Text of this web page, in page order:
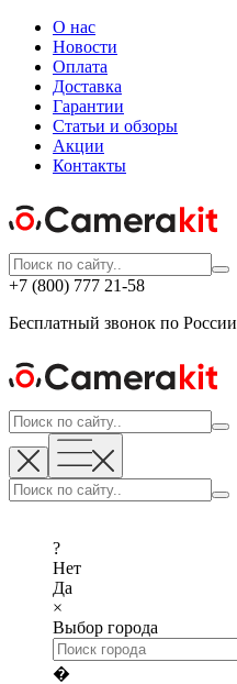
О нас
Новости
Оплата
Доставка
Гарантии
Статьи и обзоры
Акции
Контакты
+7 (800) 777 21-58
Бесплатный звонок по России
?
Нет
Да
×
Выбор города
�